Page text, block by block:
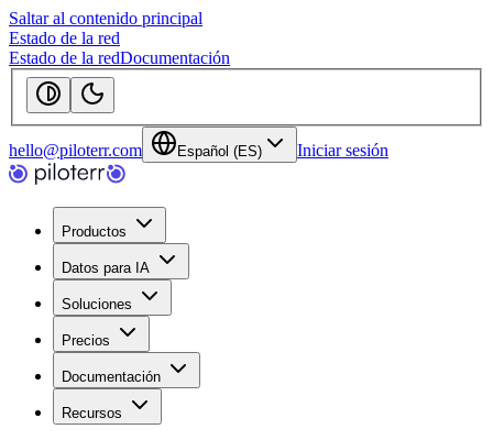
Saltar al contenido principal
Estado de la red
Estado de la redDocumentación
hello@piloterr.com Español (ES) Iniciar sesión
Productos
Datos para IA
Soluciones
Precios
Documentación
Recursos